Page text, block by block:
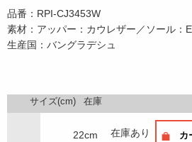
品番：RPI-CJ3453W
素材：アッパー：カウレザー／ソール：
生産国：バングラデシュ
サイズ(cm) 在庫
22cm 在庫あり カ